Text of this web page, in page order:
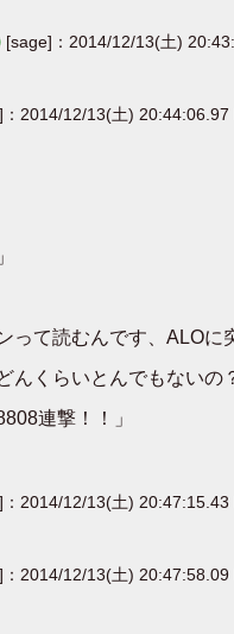
[sage]：2014/12/13(土)
：2014/12/13(土) 20:44:06.97
て読むんです、ALOに
くらいとんでもないの
連撃！！」
：2014/12/13(土) 20:47:15.43
：2014/12/13(土) 20:47:58.09